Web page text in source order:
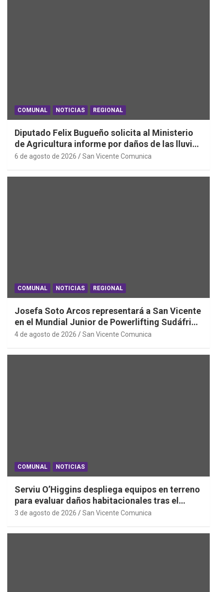
COMUNAL NOTICIAS REGIONAL
Diputado Felix Bugueño solicita al Ministerio
de Agricultura informe por daños de las lluvias
en la Región de O´Higgins
6 de agosto de 2026 San Vicente Comunica
COMUNAL NOTICIAS REGIONAL
Josefa Soto Arcos representará a San Vicente
en el Mundial Junior de Powerlifting Sudáfrica
2026
4 de agosto de 2026 San Vicente Comunica
COMUNAL NOTICIAS
Serviu O’Higgins despliega equipos en terreno
para evaluar daños habitacionales tras el
Sistema Frontal
3 de agosto de 2026 San Vicente Comunica